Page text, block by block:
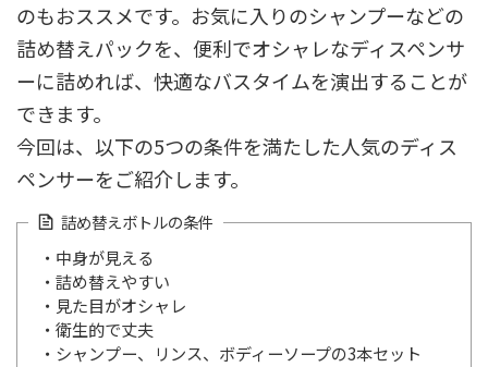
のもおススメです。お気に入りのシャンプーなどの
詰め替えパックを、便利でオシャレなディスペンサ
ーに詰めれば、快適なバスタイムを演出することが
できます。
今回は、以下の5つの条件を満たした人気のディス
ペンサーをご紹介します。
詰め替えボトルの条件
・中身が見える
・詰め替えやすい
・見た目がオシャレ
・衛生的で丈夫
・シャンプー、リンス、ボディーソープの3本セット